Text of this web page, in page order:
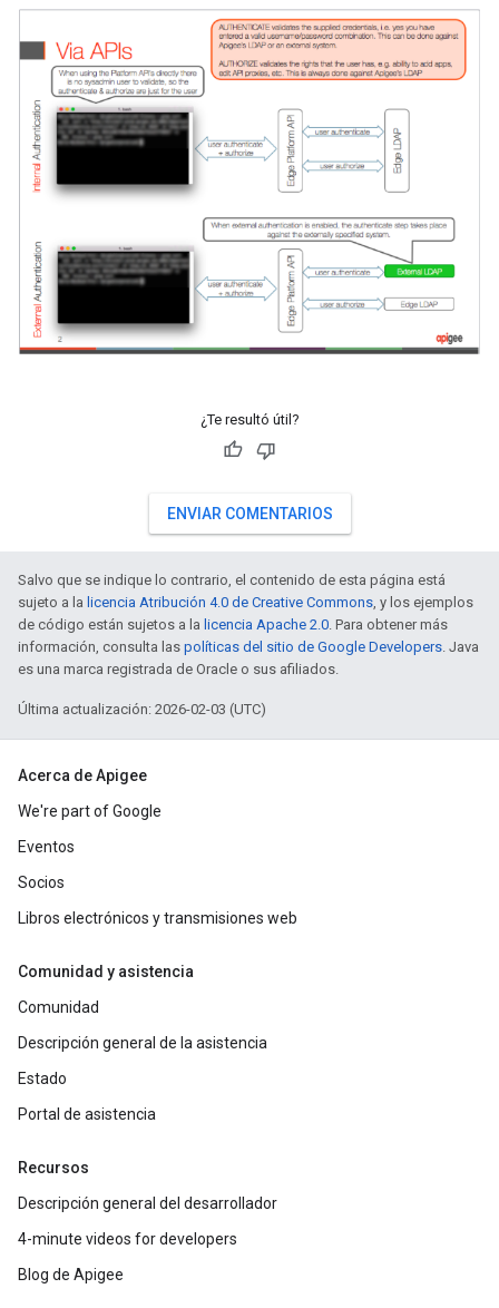
¿Te resultó útil?
ENVIAR COMENTARIOS
Salvo que se indique lo contrario, el contenido de esta página está
sujeto a la licencia Atribución 4.0 de Creative Commons, y los ejemplos
de código están sujetos a la licencia Apache 2.0. Para obtener más
información, consulta las políticas del sitio de Google Developers. Java
es una marca registrada de Oracle o sus afiliados.
Última actualización: 2026-02-03 (UTC)
Acerca de Apigee
We're part of Google
Eventos
Socios
Libros electrónicos y transmisiones web
Comunidad y asistencia
Comunidad
Descripción general de la asistencia
Estado
Portal de asistencia
Recursos
Descripción general del desarrollador
4-minute videos for developers
Blog de Apigee